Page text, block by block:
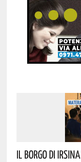
Il Borgo Di